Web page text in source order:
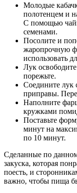
Молодые
полотенцем и
С помощью
семенами.
Посолите и
жаропрочную
использовать
Лук
порежьте.
Соедините лук
приправы.
Наполните
кружками
Поставьте
минут на
по 10 минут.
Сделанные по
закуска, которая
поесть, и
важно, чтобы пища